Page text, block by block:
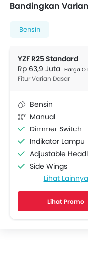
Bandingkan
Bensin
YZF R25 Standard
Rp 63,9 Juta Harga
Fitur Varian Dasar
Bensin
Manual
Dimmer Switch
Indikator Lampu
Adjustable
Side Wings
Engine Check
Layar Display
Tachometer
Lihat Lainnya
Lihat Promo